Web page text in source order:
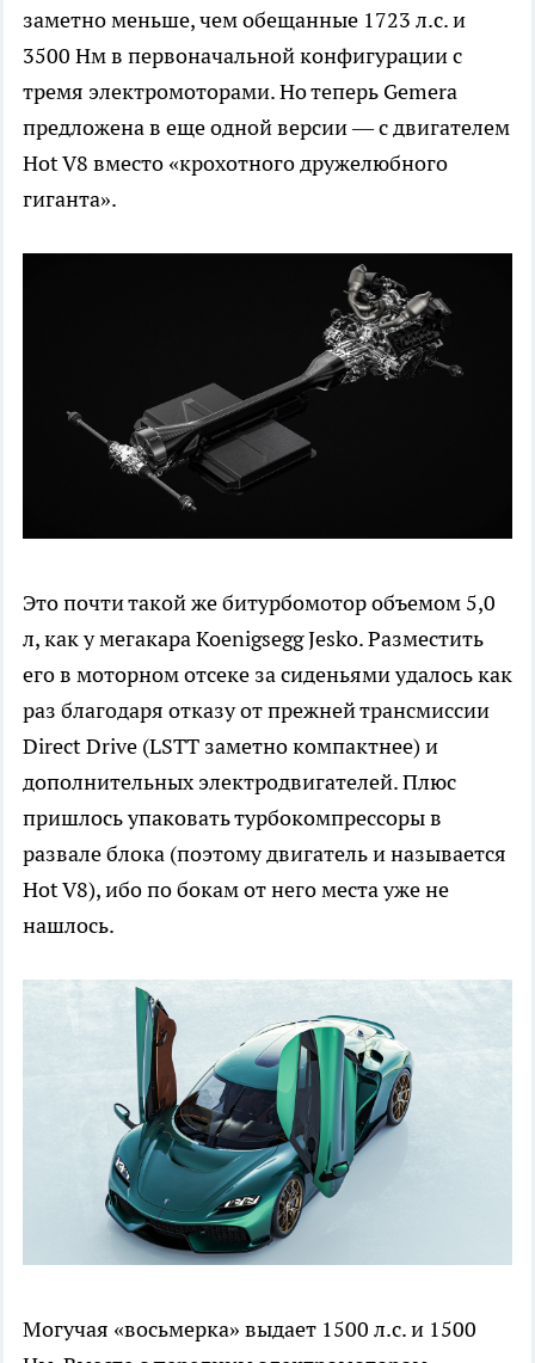
заметно меньше, чем обещанные 1723 л.с. и
3500 Нм в первоначальной конфигурации с
тремя электромоторами. Но теперь Gemera
предложена в еще одной версии — с двигателем
Hot V8 вместо «крохотного дружелюбного
гиганта».
Это почти такой же битурбомотор объемом 5,0
л, как у мегакара Koenigsegg Jesko. Разместить
его в моторном отсеке за сиденьями удалось как
раз благодаря отказу от прежней трансмиссии
Direct Drive (LSTT заметно компактнее) и
дополнительных электродвигателей. Плюс
пришлось упаковать турбокомпрессоры в
развале блока (поэтому двигатель и называется
Hot V8), ибо по бокам от него места уже не
нашлось.
Могучая «восьмерка» выдает 1500 л.с. и 1500